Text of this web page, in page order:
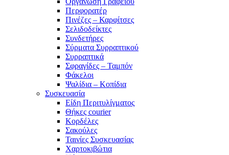
Περφορατέρ
Πινέζες – Καρφίτσες
Σελιδοδείκτες
Συνδετήρες
Σύρματα Συρραπτικού
Συρραπτικά
Σφραγίδες – Ταμπόν
Φάκελοι
Ψαλίδια – Κοπίδια
Συσκευασία
Είδη Περιτυλίγματος
Θήκες courier
Κορδέλες
Σακούλες
Ταινίες Συσκευασίας
Χαρτοκιβώτια